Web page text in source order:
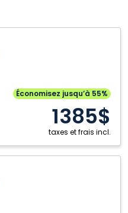
Regina
Saskatoon
Toronto
Vancouver
Économisez jusqu’à 55%
1385$
taxes et frais incl.